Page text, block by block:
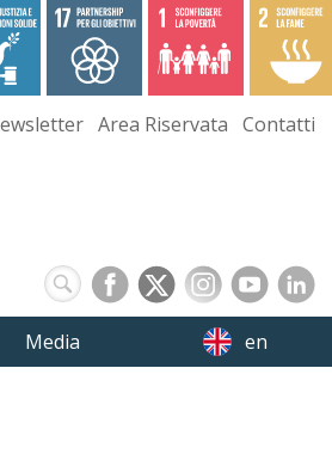
Area Riservata Contatti
Media en